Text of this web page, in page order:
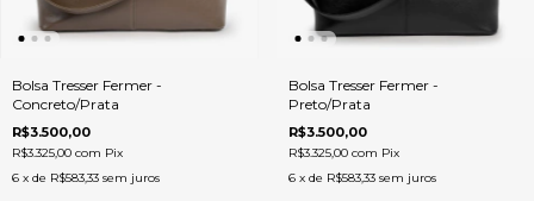
Bolsa Tresser Fermer -
Concreto/Prata
R$3.500,00
R$3.325,00 com Pix
6 x de R$583,33 sem juros
Bolsa Tresser Fermer -
Preto/Prata
R$3.500,00
R$3.325,00 com Pix
6 x de R$583,33 sem juros